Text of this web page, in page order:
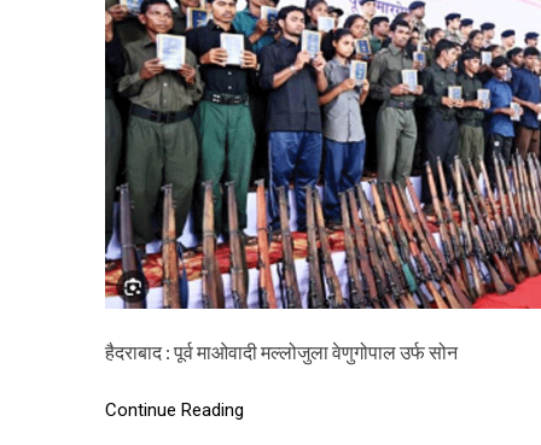
हैदराबाद : पूर्व माओवादी मल्लोजुला वेणुगोपाल उर्फ ​​सोन
Continue Reading